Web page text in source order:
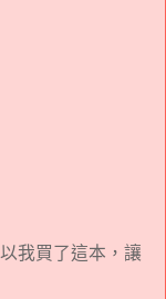
我買了這本，讓